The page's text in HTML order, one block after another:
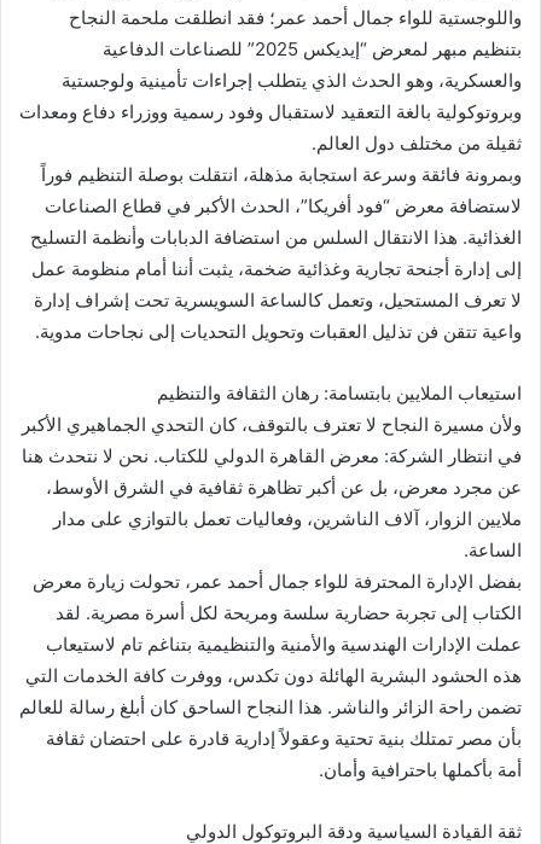
واللوجستية للواء جمال أحمد عمر؛ فقد انطلقت ملحمة النجاح
بتنظيم مبهر لمعرض “إيديكس 2025” للصناعات الدفاعية
والعسكرية، وهو الحدث الذي يتطلب إجراءات تأمينية ولوجستية
وبروتوكولية بالغة التعقيد لاستقبال وفود رسمية ووزراء دفاع ومعدات
ثقيلة من مختلف دول العالم.
وبمرونة فائقة وسرعة استجابة مذهلة، انتقلت بوصلة التنظيم فوراً
لاستضافة معرض “فود أفريكا”، الحدث الأكبر في قطاع الصناعات
الغذائية. هذا الانتقال السلس من استضافة الدبابات وأنظمة التسليح
إلى إدارة أجنحة تجارية وغذائية ضخمة، يثبت أننا أمام منظومة عمل
لا تعرف المستحيل، وتعمل كالساعة السويسرية تحت إشراف إدارة
واعية تتقن فن تذليل العقبات وتحويل التحديات إلى نجاحات مدوية.
استيعاب الملايين بابتسامة: رهان الثقافة والتنظيم
ولأن مسيرة النجاح لا تعترف بالتوقف، كان التحدي الجماهيري الأكبر
في انتظار الشركة: معرض القاهرة الدولي للكتاب. نحن لا نتحدث هنا
عن مجرد معرض، بل عن أكبر تظاهرة ثقافية في الشرق الأوسط،
ملايين الزوار، آلاف الناشرين، وفعاليات تعمل بالتوازي على مدار
الساعة.
بفضل الإدارة المحترفة للواء جمال أحمد عمر، تحولت زيارة معرض
الكتاب إلى تجربة حضارية سلسة ومريحة لكل أسرة مصرية. لقد
عملت الإدارات الهندسية والأمنية والتنظيمية بتناغم تام لاستيعاب
هذه الحشود البشرية الهائلة دون تكدس، ووفرت كافة الخدمات التي
تضمن راحة الزائر والناشر. هذا النجاح الساحق كان أبلغ رسالة للعالم
بأن مصر تمتلك بنية تحتية وعقولاً إدارية قادرة على احتضان ثقافة
أمة بأكملها باحترافية وأمان.
ثقة القيادة السياسية ودقة البروتوكول الدولي